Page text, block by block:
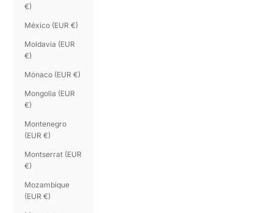
€)
México (EUR €)
Moldavia (EUR
€)
Mónaco (EUR €)
Mongolia (EUR
€)
Montenegro
(EUR €)
Montserrat (EUR
€)
Mozambique
(EUR €)